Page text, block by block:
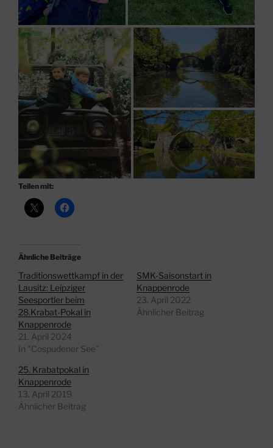
Teilen mit:
Ähnliche Beiträge
Traditionswettkampf in der
Lausitz: Leipziger
Seesportler beim
28.Krabat-Pokal in
Knappenrode
21. April 2024
In "Cospudener See"
SMK-Saisonstart in
Knappenrode
23. April 2022
Ähnlicher Beitrag
25. Krabatpokal in
Knappenrode
13. April 2019
Ähnlicher Beitrag